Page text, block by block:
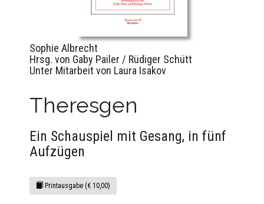
Sophie Albrecht
Hrsg. von Gaby Pailer / Rüdiger Schütt
Unter Mitarbeit von Laura Isakov
Theresgen
Ein Schauspiel mit Gesang, in fünf
Aufzügen
Printausgabe (€ 10,00)